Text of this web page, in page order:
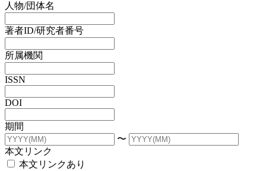
人物/団体名
著者ID/研究者番号
所属機関
ISSN
DOI
期間
〜
本文リンク
本文リンクあり